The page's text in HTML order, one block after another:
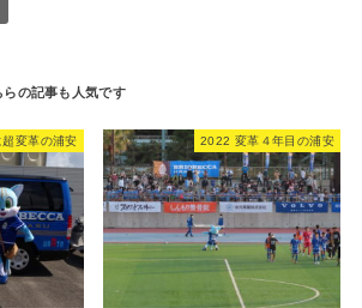
変革の浦安 2022 変革４年目の浦安